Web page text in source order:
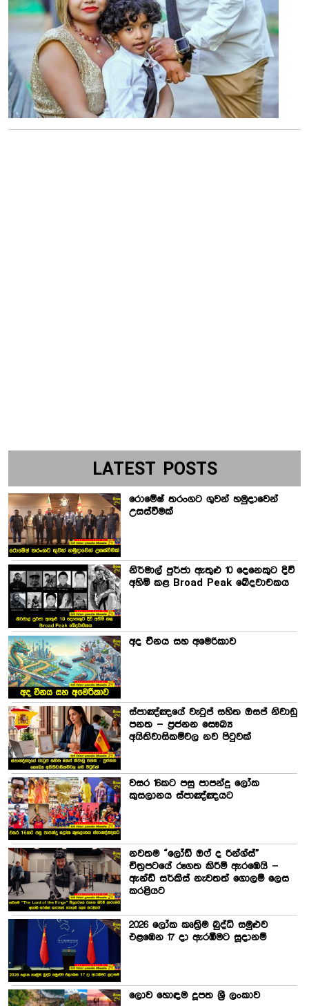
LATEST POSTS
රොමේෂ් තරංගට ගුවන් හමුදාවෙන්
උසස්වීමක්
නිර්මාල් පුර්ජා ඇතුළු 10 දෙනෙකුට දිවි
අහිමි කළ Broad Peak ඛේදවාචකය
අද චීනය සහ අමෙරිකාව
ස්පාඤ්ඤයේ වැටුප් සහිත ඔසප් නිවාඩු
පනත – ප්‍රජනන සෞඛ්‍ය
අයිතිවාසිකම්වල නව පිටුවක්
වසර 16කට පසු පාපන්දු ලෝක
කුසලානය ස්පාඤ්ඤයට
නවතම “ලෝඩ් ඔෆ් ද රින්ග්ස්”
චිත්‍රපටයේ රූගත කිරීම් ඇරඹෙයි –
ඇන්ඩි සර්කිස් නැවතත් ගොලම් ලෙස
කරළියට
2026 ලෝක කෘත්‍රිම බුද්ධි සමුළුව
එළඹෙන 17 දා ඇරඹීමට සූදානම්
ලොව හොඳම දූපත ශ්‍රී ලංකාව